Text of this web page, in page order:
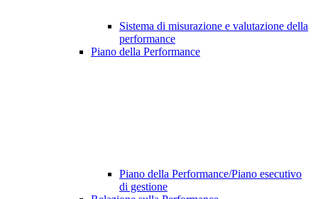
Sistema di misurazione e valutazione della
performance
Piano della Performance
Piano della Performance/Piano esecutivo
di gestione